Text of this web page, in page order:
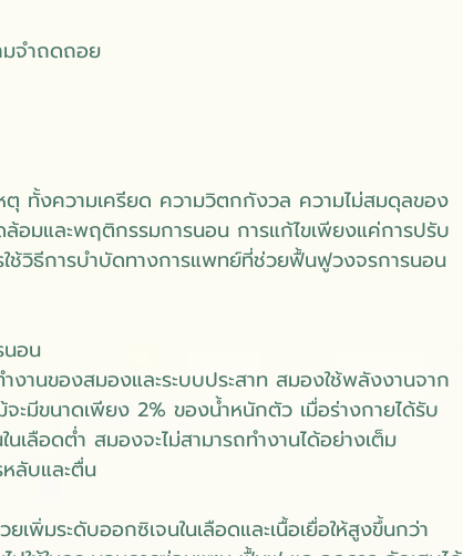
มจำถดถอย
ตุ ทั้งความเครียด ความวิตกกังวล ความไม่สมดุลของ
อมและพฤติกรรมการนอน การแก้ไขเพียงแค่การปรับ
วิธีการบำบัดทางการแพทย์ที่ช่วยฟื้นฟูวงจรการนอน
นอน
านของสมองและระบบประสาท สมองใช้พลังงานจาก
มีขนาดเพียง 2% ของน้ำหนักตัว เมื่อร่างกายได้รับ
เลือดต่ำ สมองจะไม่สามารถทำงานได้อย่างเต็ม
ลับและตื่น
พิ่มระดับออกซิเจนในเลือดและเนื้อเยื่อให้สูงขึ้นกว่า